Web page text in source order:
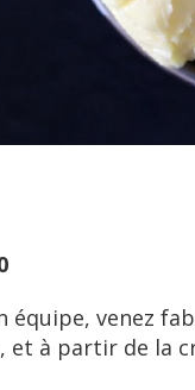
équipe, venez
et à partir de la